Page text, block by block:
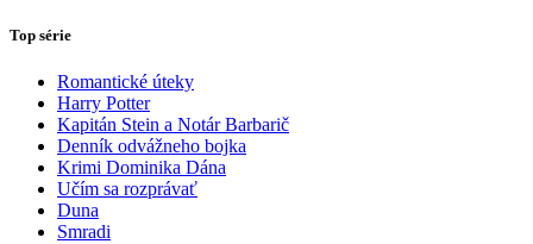
Top série
Romantické úteky
Harry Potter
Kapitán Stein a Notár Barbarič
Denník odvážneho bojka
Krimi Dominika Dána
Učím sa rozprávať
Duna
Smradi